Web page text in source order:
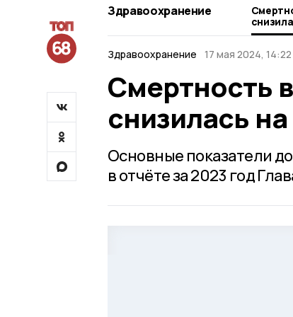
Здравоохранение
Здравоохранение
17 мая 2024, 14:22
Смертность
снизилась
Основные показатели
в отчёте за 2023 год